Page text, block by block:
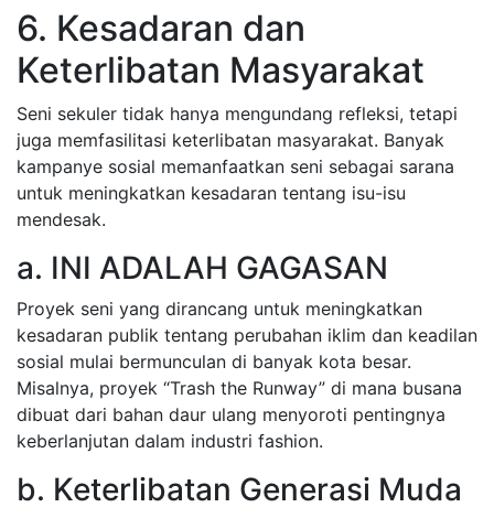
6. Kesadaran dan
Keterlibatan Masyarakat
Seni sekuler tidak hanya mengundang refleksi, tetapi
juga memfasilitasi keterlibatan masyarakat. Banyak
kampanye sosial memanfaatkan seni sebagai sarana
untuk meningkatkan kesadaran tentang isu-isu
mendesak.
a. INI ADALAH GAGASAN
Proyek seni yang dirancang untuk meningkatkan
kesadaran publik tentang perubahan iklim dan keadilan
sosial mulai bermunculan di banyak kota besar.
Misalnya, proyek “Trash the Runway” di mana busana
dibuat dari bahan daur ulang menyoroti pentingnya
keberlanjutan dalam industri fashion.
b. Keterlibatan Generasi Muda